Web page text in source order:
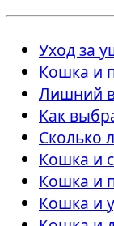
парад
КОТ"
ЭТАЖИ"
Уход за
Кошка и
Лишний
Как
Сколько
Кошка и
Кошка и
Кошка и